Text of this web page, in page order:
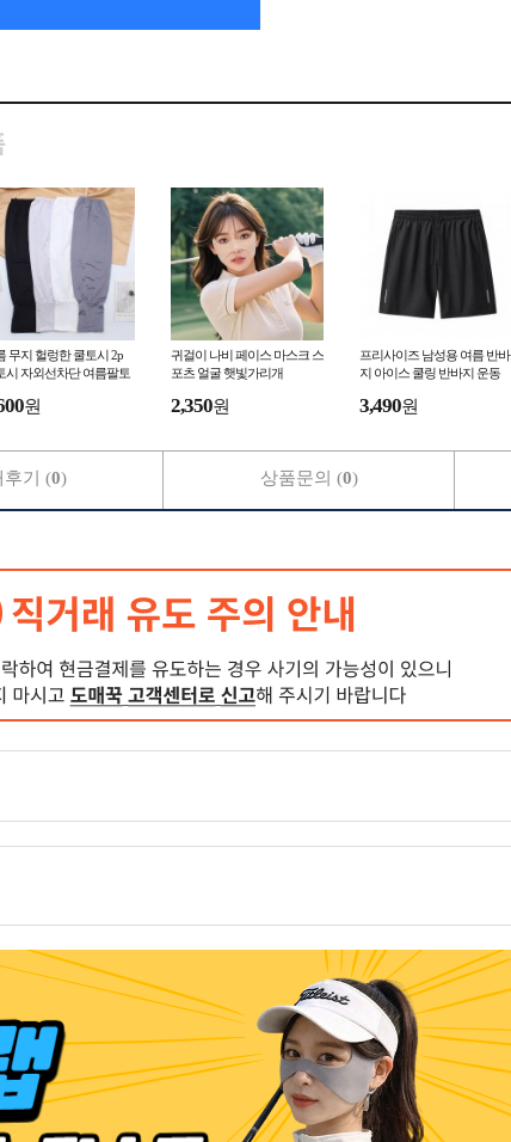
무지 헐렁한 쿨토시 2p
시 자외선차단 여름팔토
원
귀걸이 나비 페이스 마스크 스
포츠 얼굴 햇빛가리개
2,350원
프리사이즈 남성용 여름 반바
지 아이스 쿨링 반바지 운동
3,490원
후기 (0) 상품문의 (0)